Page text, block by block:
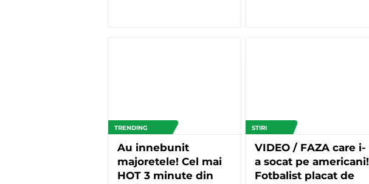
TRENDING
Au innebunit
majoretele! Cel mai
HOT 3 minute din
STIRI
VIDEO / FAZA care i-
a socat pe americani!
Fotbalist placat de